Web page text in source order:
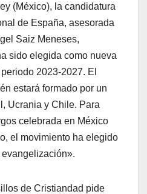
(México), la candidatura
de España, asesorada
Saiz Meneses,
sido elegida como nueva
2023-2027. El
estará formado por un
Ucrania y Chile. Para
celebrada en México
el movimiento ha elegido
de Cristiandad pide